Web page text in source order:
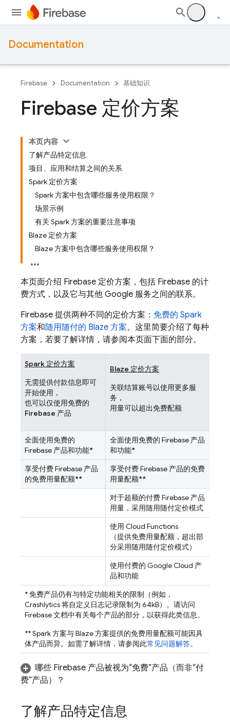
Documentation
Firebase Documentation 基础知识
Firebase 定价方案
本页内容
了解产品特定信息
项目、应用和结算之间的关系
Spark 定价方案
Spark 方案中包含哪些服务使用权限？
场景示例
有关 Spark 方案的重要注意事项
Blaze 定价方案
Blaze 方案中包含哪些服务使用权限？
本页面介绍 Firebase 定价方案，包括 Firebase 的计
费方式，以及它与其他 Google 服务之间的联系。
Firebase 提供两种不同的定价方案： 免费的 Spark
方案和随用随付的 Blaze 方案。这里简要介绍了每种
方案，若要了解详情，请参阅本页面下面的部分。
Spark 定价方案
无需提供付款信息即可
开始使用，
也可以仅使用免费的
Firebase 产品
Blaze 定价方案
关联结算账号以使用更多服
务，
用量可以超出免费配额
全面使用免费的
Firebase 产品和功能*
全面使用免费的 Firebase 产品
和功能*
享受付费 Firebase 产品
的免费用量配额**
享受付费 Firebase 产品的免费
用量配额**
对于超额的付费 Firebase 产品
用量，采用随用随付定价模式
使用 Cloud Functions
（提供免费用量配额，超出部
分采用随用随付定价模式）
使用付费的 Google Cloud 产
品和功能
* 免费产品仍有与特定功能相关的限制（例如，
Crashlytics将自定义日志记录限制为 64kB）。 请访问
Firebase 文档中有关每个产品的部分，以获得此类信息。
** Spark 方案与 Blaze 方案提供的免费用量配额可能因具
体产品而异。 如需了解详情，请参阅此常见问题解答。
哪些 Firebase 产品被视为“免费”产品（而非“付
费”产品）？
了解产品特定信息